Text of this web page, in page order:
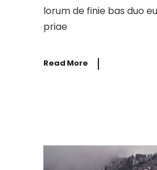
lorum de finie bas duo
priae
Read More